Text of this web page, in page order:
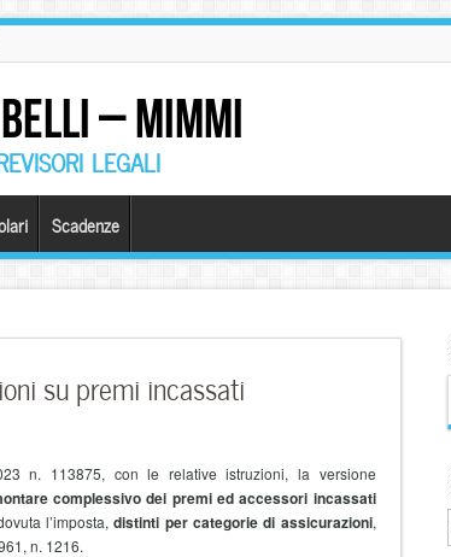
– MIMMI
LEGALI
Scadenze
su premi incassati
n. 113875, con le relative istruzioni, la versione
complessivo dei premi ed accessori incassati
l’imposta,distinti per categorie di assicurazioni,
n. 1216.